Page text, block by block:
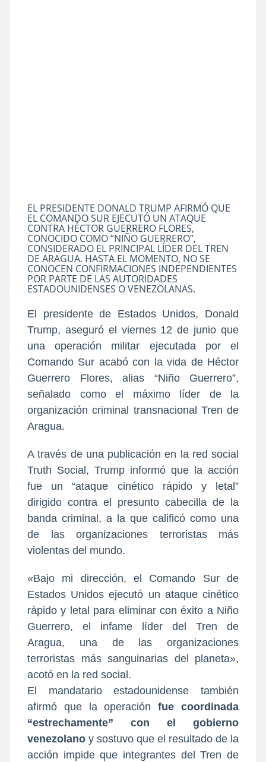
EL PRESIDENTE DONALD TRUMP AFIRMÓ QUE
EL COMANDO SUR EJECUTÓ UN ATAQUE
CONTRA HÉCTOR GUERRERO FLORES,
CONOCIDO COMO “NIÑO GUERRERO”,
CONSIDERADO EL PRINCIPAL LÍDER DEL TREN
DE ARAGUA. HASTA EL MOMENTO, NO SE
CONOCEN CONFIRMACIONES INDEPENDIENTES
POR PARTE DE LAS AUTORIDADES
ESTADOUNIDENSES O VENEZOLANAS.
El presidente de Estados Unidos, Donald
Trump, aseguró el viernes 12 de junio que
una operación militar ejecutada por el
Comando Sur acabó con la vida de Héctor
Guerrero Flores, alias “Niño Guerrero”,
señalado como el máximo líder de la
organización criminal transnacional Tren de
Aragua.
A través de una publicación en la red social
Truth Social, Trump informó que la acción
fue un “ataque cinético rápido y letal”
dirigido contra el presunto cabecilla de la
banda criminal, a la que calificó como una
de las organizaciones terroristas más
violentas del mundo.
«Bajo mi dirección, el Comando Sur de
Estados Unidos ejecutó un ataque cinético
rápido y letal para eliminar con éxito a Niño
Guerrero, el infame líder del Tren de
Aragua, una de las organizaciones
terroristas más sanguinarias del planeta»,
acotó en la red social.
El mandatario estadounidense también
afirmó que la operación
fue coordinada
“estrechamente” con el gobierno
venezolano y sostuvo que el resultado de la
acción impide que integrantes del Tren de